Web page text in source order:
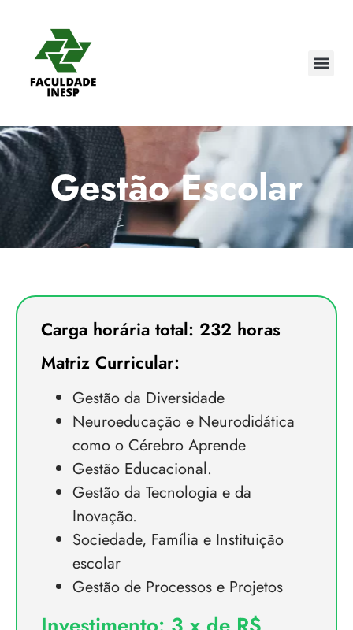
Gestão Escolar
Carga horária total: 232 horas
Matriz Curricular:
Gestão da Diversidade
Neuroeducação e Neurodidática
como o Cérebro Aprende
Gestão Educacional.
Gestão da Tecnologia e da
Inovação.
Sociedade, Família e Instituição
escolar
Gestão de Processos e Projetos